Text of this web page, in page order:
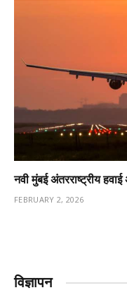
नवी मुंबई अंतरराष्ट्रीय
FEBRUARY 2, 2026
विज्ञापन